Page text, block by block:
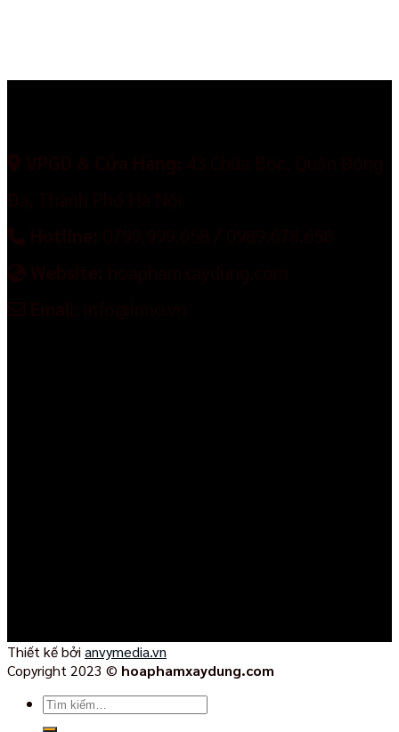
Thiết kế bởi anvymedia.vn
Copyright 2023 © hoaphamxaydung.com
Tìm